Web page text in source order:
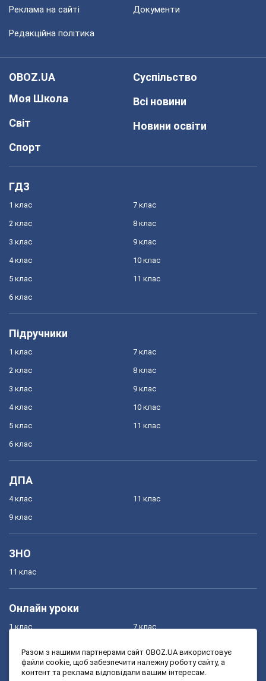
Реклама на сайті Документи
Редакційна політика
OBOZ.UA
Моя Школа
Світ
Спорт
Суспільство
Всі новини
Новини освіти
ГДЗ
1 клас
2 клас
3 клас
4 клас
5 клас
6 клас
7 клас
8 клас
9 клас
10 клас
11 клас
Підручники
1 клас
2 клас
3 клас
4 клас
5 клас
6 клас
7 клас
8 клас
9 клас
10 клас
11 клас
ДПА
4 клас
9 клас
11 клас
ЗНО
11 клас
Онлайн уроки
1 клас
3 клас
7 клас
9 клас
Разом з нашими партнерами сайт OBOZ.UA використовує
файли cookie, щоб забезпечити належну роботу сайту, а
контент та реклама відповідали вашим інтересам.